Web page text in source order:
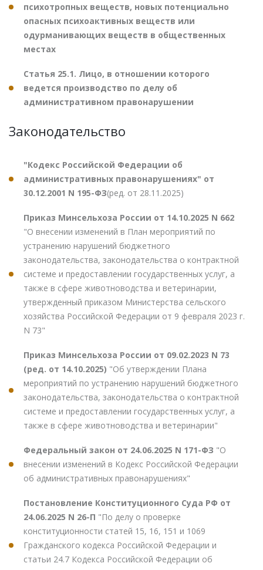
психотропных веществ, новых потенциально
опасных психоактивных веществ или
одурманивающих веществ в общественных
местах
Статья 25.1. Лицо, в отношении которого
ведется производство по делу об
административном правонарушении
Законодательство
"Кодекс Российской Федерации об
административных правонарушениях" от
30.12.2001 N 195-ФЗ(ред. от 28.11.2025)
Приказ Минсельхоза России от 14.10.2025 N 662
"О внесении изменений в План мероприятий по
устранению нарушений бюджетного
законодательства, законодательства о контрактной
системе и предоставлении государственных услуг, а
также в сфере животноводства и ветеринарии,
утвержденный приказом Министерства сельского
хозяйства Российской Федерации от 9 февраля 2023 г.
N 73"
Приказ Минсельхоза России от 09.02.2023 N 73
(ред. от 14.10.2025) "Об утверждении Плана
мероприятий по устранению нарушений бюджетного
законодательства, законодательства о контрактной
системе и предоставлении государственных услуг, а
также в сфере животноводства и ветеринарии"
Федеральный закон от 24.06.2025 N 171-ФЗ "О
внесении изменений в Кодекс Российской Федерации
об административных правонарушениях"
Постановление Конституционного Суда РФ от
24.06.2025 N 26-П "По делу о проверке
конституционности статей 15, 16, 151 и 1069
Гражданского кодекса Российской Федерации и
статьи 24.7 Кодекса Российской Федерации об